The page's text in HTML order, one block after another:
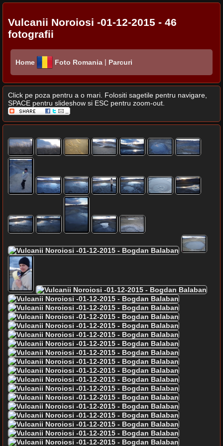
Vulcanii Noroiosi -01-12-2015 - 46
fotografii
Home Foto Romania | Parcuri
Click pe poza pentru a o mari. Folositi sagetile pentru navigare,
SPACE pentru slideshow si ESC pentru zoom-out.